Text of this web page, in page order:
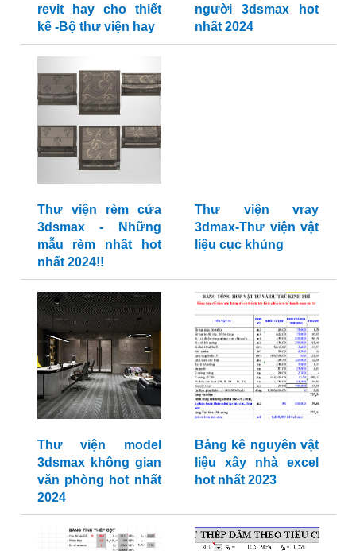
revit hay cho thiết
kế -Bộ thư viện hay
người 3dsmax hot
nhất 2024
Thư viện rèm cửa
3dsmax - Những
mẫu rèm nhất hot
nhất 2024!!
Thư viện vray
3dmax-Thư viện vật
liệu cục khủng
Thư viện model
3dsmax không gian
văn phòng hot nhất
2024
Bảng kê nguyên vật
liệu xây nhà excel
hot nhất 2023